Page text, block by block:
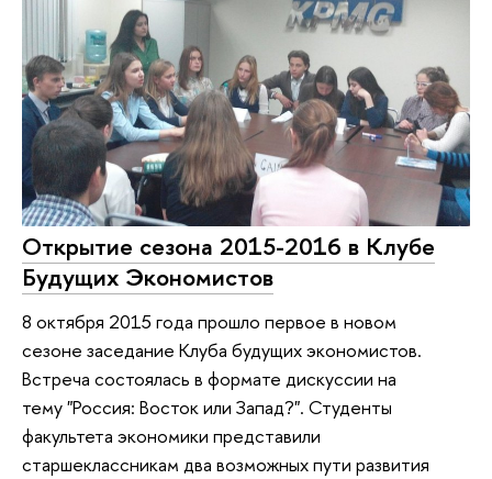
Открытие сезона 2015-2016 в Клубе
Будущих Экономистов
8 октября 2015 года прошло первое в новом
сезоне заседание Клуба будущих экономистов.
Встреча состоялась в формате дискуссии на
тему "Россия: Восток или Запад?". Студенты
факультета экономики представили
старшеклассникам два возможных пути развития